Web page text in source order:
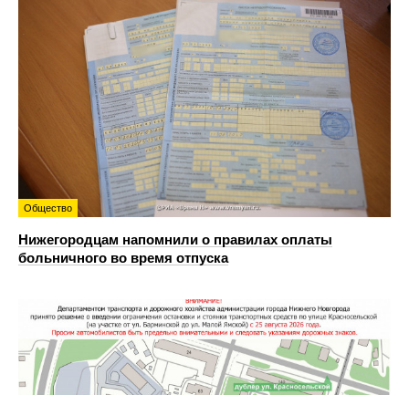
Общество
Нижегородцам напомнили о правилах оплаты
больничного во время отпуска